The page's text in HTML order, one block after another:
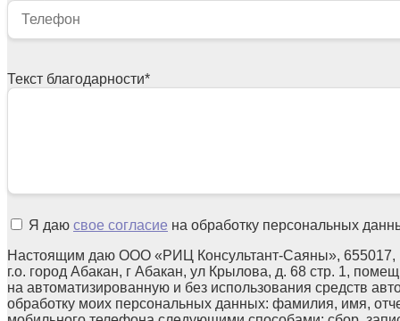
Текст благодарности*
Я даю свое согласие на обработку персональных
Настоящим даю ООО «РИЦ Консультант-Саяны», 655017,
г.о. город Абакан, г Абакан, ул Крылова, д. 68 стр. 1,
на автоматизированную и без использования средств
обработку моих персональных данных: фамилия, имя,